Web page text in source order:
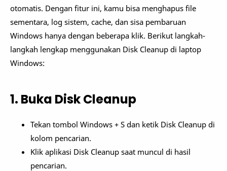
otomatis. Dengan fitur ini, kamu bisa menghapus file
sementara, log sistem, cache, dan sisa pembaruan
Windows hanya dengan beberapa klik. Berikut langkah-
langkah lengkap menggunakan Disk Cleanup di laptop
Windows:
1. Buka Disk Cleanup
Tekan tombol Windows + S dan ketik Disk Cleanup di
kolom pencarian.
Klik aplikasi Disk Cleanup saat muncul di hasil
pencarian.